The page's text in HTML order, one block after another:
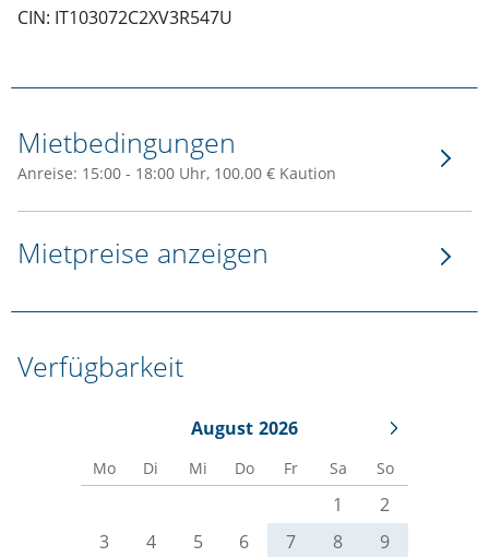
CIN: IT103072C2XV3R547U
Mietbedingungen
Anreise: 15:00 - 18:00 Uhr, 100.00 € Kaution
Mietpreise anzeigen
Verfügbarkeit
August 2026
Mo Di Mi Do Fr Sa So
1
2
3
4 5 6 7 8
9